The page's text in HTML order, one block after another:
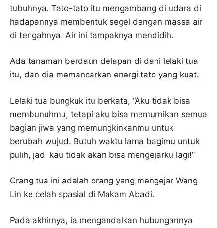
tubuhnya. Tato-tato itu mengambang di udara di
hadapannya membentuk segel dengan massa air
di tengahnya. Air ini tampaknya mendidih.
Ada tanaman berdaun delapan di dahi lelaki tua
itu, dan dia memancarkan energi tato yang kuat.
Lelaki tua bungkuk itu berkata, “Aku tidak bisa
membunuhmu, tetapi aku bisa memurnikan semua
bagian jiwa yang memungkinkanmu untuk
berubah wujud. Butuh waktu lama bagimu untuk
pulih, jadi kau tidak akan bisa mengejarku lagi!”
Orang tua ini adalah orang yang mengejar Wang
Lin ke celah spasial di Makam Abadi.
Pada akhirnya, ia mengandalkan hubungannya